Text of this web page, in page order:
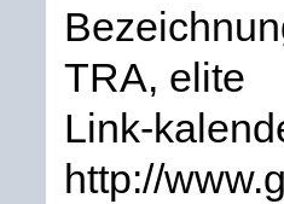
TRA, elite
Link-
http://